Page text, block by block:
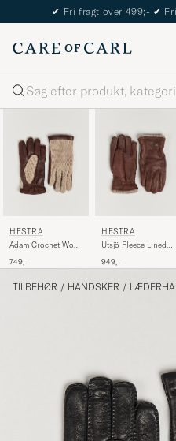
The Care of
Søg
HESTRA
Adam Crochet Wool
Chestnut/Beige
749,-
HESTRA
Utsjö Fleece Lined
Glove Chestnut
949,-
TILBEHØR / HANDSKER /